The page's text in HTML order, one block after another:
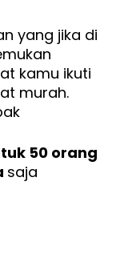
yang jika di
kamu ikuti
murah.
50 orang
saja